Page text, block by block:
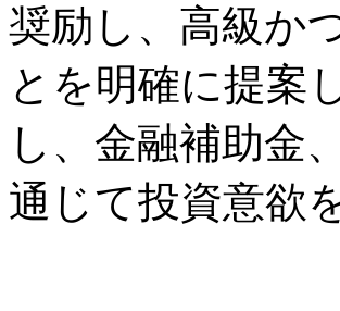
奨励し、高級か
とを明確に提案
し、金融補助金
通じて投資意欲